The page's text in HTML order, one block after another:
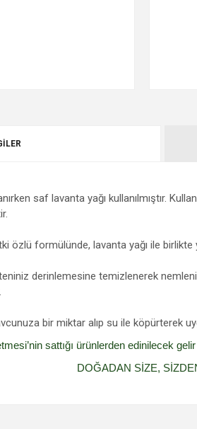
saf lavanta yağı kullanılmıştır.
özlü formülünde, lavanta yağı ile
derinlemesine temizlenerek
bir miktar alıp su ile köpürterek
sattığı ürünlerden edinilecek
DOĞADAN SİZE,